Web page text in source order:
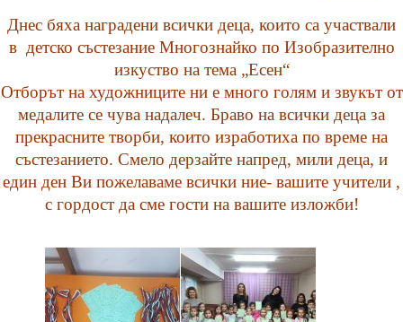
Днес бяха наградени всички деца, които са участвали
в детско състезание Многознайко по Изобразително
изкуство на тема „Есен“
Отборът на художниците ни е много голям и звукът от
медалите се чува надалеч. Браво на всички деца за
прекрасните творби, които изработиха по време на
състезанието. Смело дерзайте напред, мили деца, и
един ден Ви пожелаваме всички ние- вашите учители ,
с гордост да сме гости на вашите изложби!